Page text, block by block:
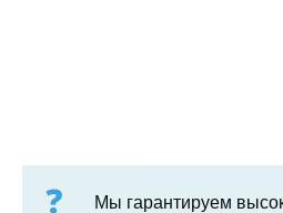
Мы гарантируем